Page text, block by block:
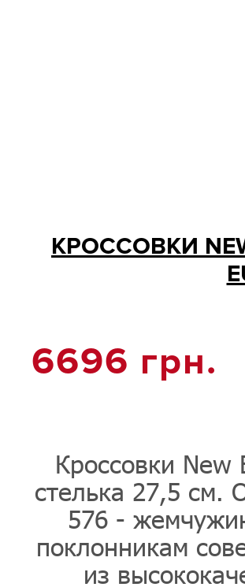
КРОССОВКИ
6696 грн.
Кроссовки New
стелька 27,5 см.
576 -
поклонникам
из